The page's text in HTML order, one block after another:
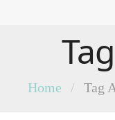
Home / Tag